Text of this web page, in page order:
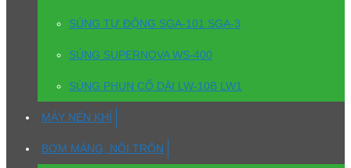
SÚNG TỰ ĐỘNG SGA-101 SGA-3
SÚNG SUPERNOVA WS-400
SÚNG PHUN CỔ DÀI LW-10B LW1
MÁY NÉN KHÍ
BƠM MÀNG, NỒI TRỘN